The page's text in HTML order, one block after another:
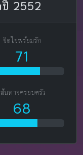
2552
จิตใจพร้อมรัก
71
ส้นทางครอบครัว
68